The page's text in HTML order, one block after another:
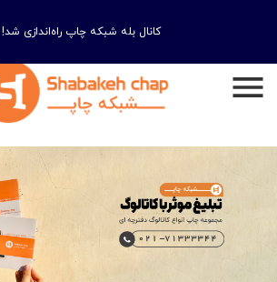
کانال بله شبکه چاپ راه‌اندازی